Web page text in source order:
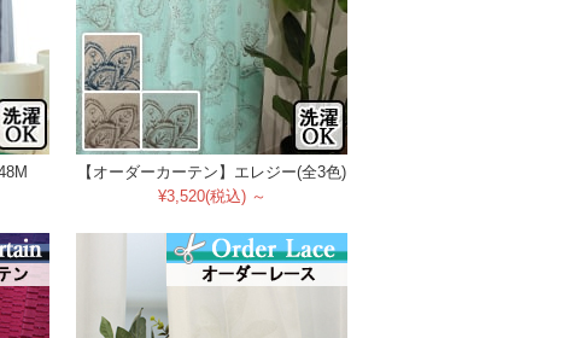
【オーダーカーテン】エレジー(全3色)
¥3,520(税込) ～